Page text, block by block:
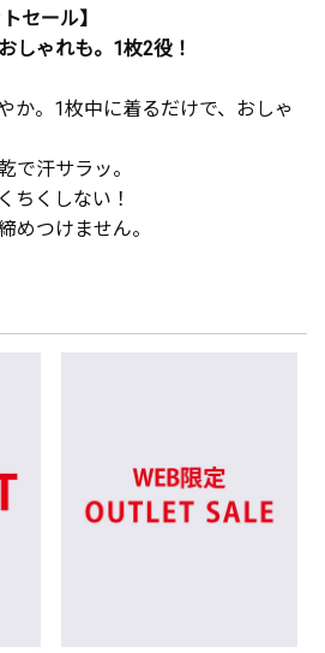
セール】
しゃれも。1枚2役！
か。1枚中に着るだけで、おしゃ
で汗サラッ。
ちくしない！
めつけません。